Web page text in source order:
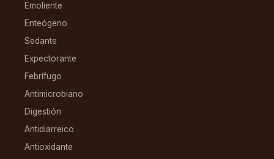
Emoliente
Enteógeno
Sedante
Expectorante
Febrífugo
Antimicrobiano
Digestión
Antidiarreico
Antioxidante